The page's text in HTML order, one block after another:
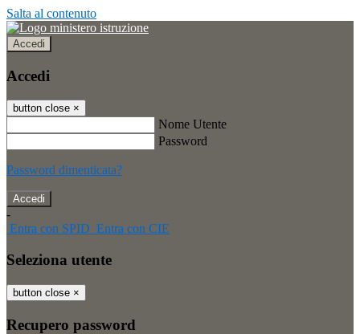
Salta al contenuto
Accedi
Accedi
button close ×
Nome Utente
Password
Password dimenticata?
-
Entra con SPID Entra con CIE
Seleziona utente
button close ×
Recupero password